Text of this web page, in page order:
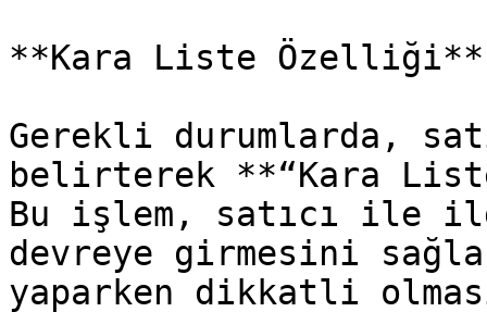
**Kara Liste Özelliği**
Gerekli durumlarda,
belirterek **“Kara
Bu işlem, satıcı ile
devreye girmesini
yaparken dikkatli